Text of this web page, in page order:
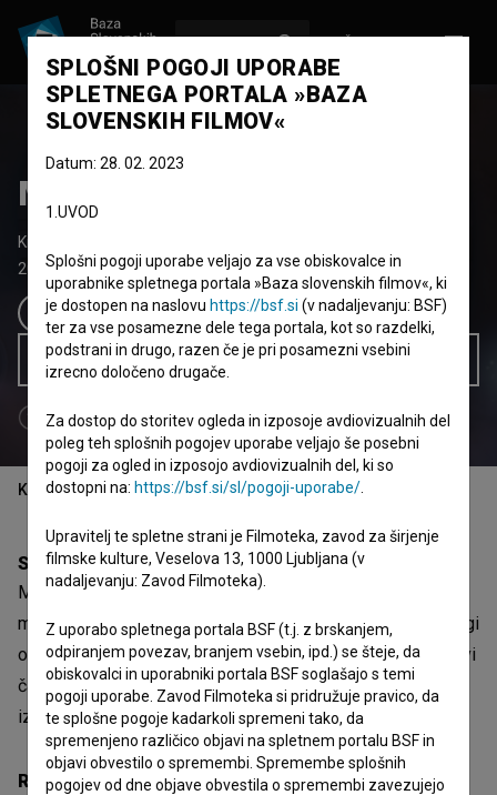
Mala šola uresničarije
Kratki animirani film
2016
Slovenija
Brezplačen ogled
Kazalo
Sinopsis
Mladi duhec iz svetilke, rojen v legendarno družino
mojstrov izpolnjevanja želja, bo naredil vse, da njegov strogi
oče ne izve za njegovo velikansko skrivnost, je namreč prvi
čarodej v družini, ki nima čarobnih sposobnosti in ne zna
izpolniti ene same želje.
Režija
SPLOŠNI POGOJI UPORABE
SPLETNEGA PORTALA »BAZA
SLOVENSKIH FILMOV«
Datum: 28. 02. 2023
1.UVOD
Splošni pogoji uporabe veljajo za vse obiskovalce in
uporabnike spletnega portala »Baza slovenskih filmov«, ki
je dostopen na naslovu https://bsf.si (v nadaljevanju: BSF)
ter za vse posamezne dele tega portala, kot so razdelki,
podstrani in drugo, razen če je pri posamezni vsebini
izrecno določeno drugače.
Za dostop do storitev ogleda in izposoje avdiovizualnih del
poleg teh splošnih pogojev uporabe veljajo še posebni
pogoji za ogled in izposojo avdiovizualnih del, ki so
dostopni na: https://bsf.si/sl/pogoji-uporabe/
Upravitelj te spletne strani je Filmoteka, zavod za širjenje
filmske kulture, Veselova 13, 1000 Ljubljana (v
nadaljevanju: Zavod Filmoteka).
Z uporabo spletnega portala BSF (t.j. z brskanjem,
odpiranjem povezav, branjem vsebin, ipd.) se šteje, da
obiskovalci in uporabniki portala BSF soglašajo s temi
pogoji uporabe. Zavod Filmoteka si pridružuje pravico, da
te splošne pogoje kadarkoli spremeni tako, da
spremenjeno različico objavi na spletnem portalu BSF in
objavi obvestilo o spremembi. Spremembe splošnih
pogojev od dne objave obvestila o spremembi zavezujejo